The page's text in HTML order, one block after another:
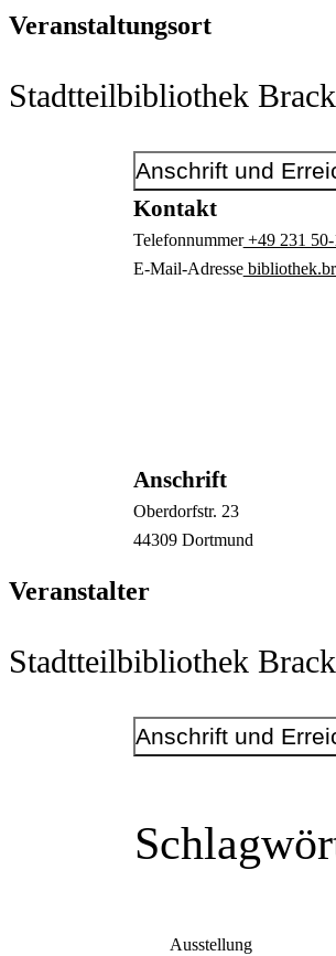
Veranstaltungsort
Stadtteilbibliothek
Anschrift und
Kontakt
Telefonnummer+49 231 50-
E-Mail-Adresse
Anschrift
Oberdorfstr. 23
44309 Dortmund
Veranstalter
Stadtteilbibliothek
Anschrift und
E-Mail-Adresse
Ausstellung